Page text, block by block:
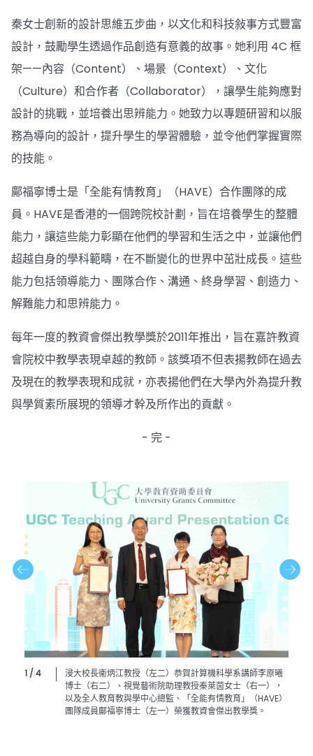
秦女士創新的設計思維五步曲，以文化和科技敍事方式豐富
設計，鼓勵學生透過作品創造有意義的故事。她利用 4C 框
架——內容（Content）、場景（Context）、文化
（Culture）和合作者（Collaborator），讓學生能夠應對
設計的挑戰，並培養出思辨能力。她致力以專題研習和以服
務為導向的設計，提升學生的學習體驗，並令他們掌握實際
的技能。
鄺福寧博士是「全能有情教育」（HAVE）合作團隊的成
員。HAVE是香港的一個跨院校計劃，旨在培養學生的整體
能力，讓這些能力彰顯在他們的學習和生活之中，並讓他們
超越自身的學科範疇，在不斷變化的世界中茁壯成長。這些
能力包括領導能力、團隊合作、溝通、終身學習、創造力、
解難能力和思辨能力。
每年一度的教資會傑出教學獎於2011年推出，旨在嘉許教資
會院校中教學表現卓越的教師。該獎項不但表揚教師在過去
及現在的教學表現和成就，亦表揚他們在大學內外為提升教
與學質素所展現的領導才幹及所作出的貢獻。
- 完 -
1 / 4
浸大校長衞炳江教授（左二）恭賀計算機科學系講師李原曦
博士（右二）、視覺藝術院助理教授秦萊茵女士（右一），
以及全人教育教與學中心總監、「全能有情教育」（HAVE）
團隊成員鄺福寧博士（左一）榮獲教資會傑出教學獎。